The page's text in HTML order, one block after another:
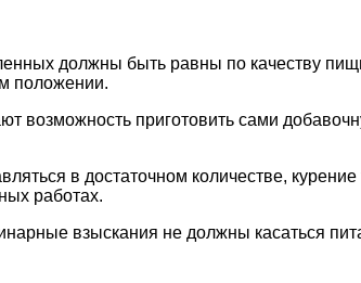
должны быть равны по качеству
положении.
возможность приготовить сами
в достаточном количестве,
работах.
взыскания не должны касаться